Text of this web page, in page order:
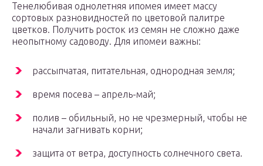
Тенелюбивая однолетняя ипомея имеет массу
сортовых разновидностей по цветовой палитре
цветков. Получить росток из семян не сложно даже
неопытному садоводу. Для ипомеи важны:
рассыпчатая, питательная, однородная земля;
время посева – апрель-май;
полив – обильный, но не чрезмерный, чтобы не
начали загнивать корни;
защита от ветра, доступность солнечного света.